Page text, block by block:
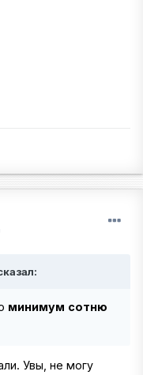
минимум сотню
Увы, не могу